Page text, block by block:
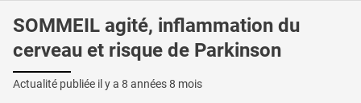
SOMMEIL agité, inflammation du
cerveau et risque de Parkinson
Actualité publiée il y a 8 années 8 mois